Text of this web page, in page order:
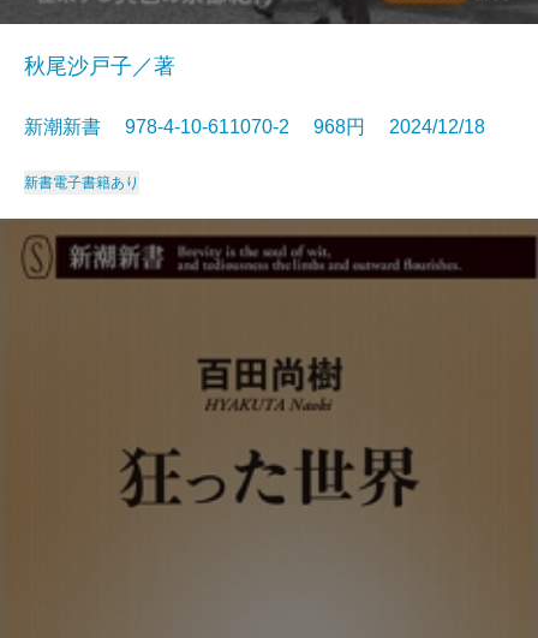
秋尾沙戸子／著
新潮新書 978-4-10-611070-2 968円 2024/12/18
新書電子書籍あり